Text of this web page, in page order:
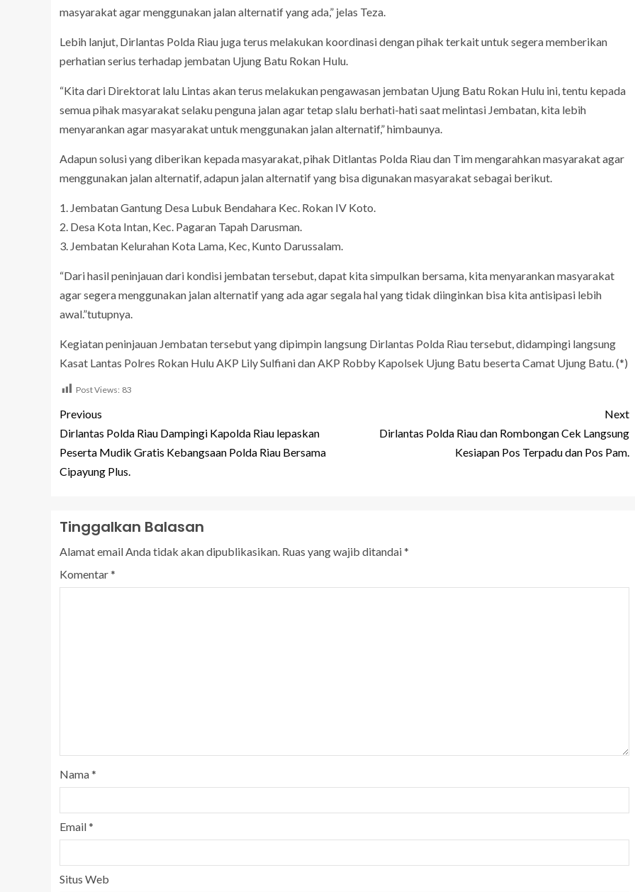
masyarakat agar menggunakan jalan alternatif yang ada,” jelas Teza.
Lebih lanjut, Dirlantas Polda Riau juga terus melakukan koordinasi dengan pihak terkait untuk segera memberikan
perhatian serius terhadap jembatan Ujung Batu Rokan Hulu.
“Kita dari Direktorat lalu Lintas akan terus melakukan pengawasan jembatan Ujung Batu Rokan Hulu ini, tentu kepada
semua pihak masyarakat selaku penguna jalan agar tetap slalu berhati-hati saat melintasi Jembatan, kita lebih
menyarankan agar masyarakat untuk menggunakan jalan alternatif,” himbaunya.
Adapun solusi yang diberikan kepada masyarakat, pihak Ditlantas Polda Riau dan Tim mengarahkan masyarakat agar
menggunakan jalan alternatif, adapun jalan alternatif yang bisa digunakan masyarakat sebagai berikut.
1. Jembatan Gantung Desa Lubuk Bendahara Kec. Rokan IV Koto.
2. Desa Kota Intan, Kec. Pagaran Tapah Darusman.
3. Jembatan Kelurahan Kota Lama, Kec, Kunto Darussalam.
“Dari hasil peninjauan dari kondisi jembatan tersebut, dapat kita simpulkan bersama, kita menyarankan masyarakat
agar segera menggunakan jalan alternatif yang ada agar segala hal yang tidak diinginkan bisa kita antisipasi lebih
awal.”tutupnya.
Kegiatan peninjauan Jembatan tersebut yang dipimpin langsung Dirlantas Polda Riau tersebut, didampingi langsung
Kasat Lantas Polres Rokan Hulu AKP Lily Sulfiani dan AKP Robby Kapolsek Ujung Batu beserta Camat Ujung Batu. (*)
Post Views: 83
Previous
Dirlantas Polda Riau Dampingi Kapolda Riau lepaskan
Peserta Mudik Gratis Kebangsaan Polda Riau Bersama
Cipayung Plus.
Next
Dirlantas Polda Riau dan Rombongan Cek Langsung
Kesiapan Pos Terpadu dan Pos Pam.
Tinggalkan Balasan
Alamat email Anda tidak akan dipublikasikan. Ruas yang wajib ditandai*
Komentar*
Nama*
Email*
Situs Web